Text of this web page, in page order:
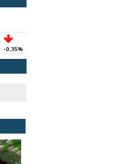
-0,35%